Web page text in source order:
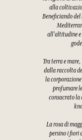
alla
Beneficiando del
all'altitudine e
Tra terra e
dalla raccolta
la
profumare
consacrato la
La rosa di
persino i fiori